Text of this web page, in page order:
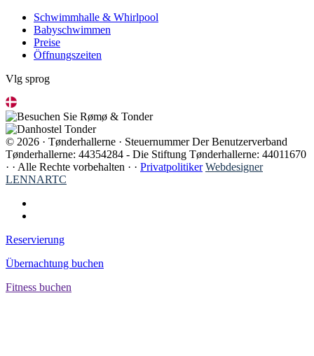
Schwimmhalle & Whirlpool
Babyschwimmen
Preise
Öffnungszeiten
Vlg sprog
© 2026 · Tønderhallerne · Steuernummer Der Benutzerverband
Tønderhallerne: 44354284 - Die Stiftung Tønderhallerne: 44011670
· · Alle Rechte vorbehalten · · Privatpolitiker Webdesigner
LENNARTC
Reservierung
Übernachtung buchen
Fitness buchen